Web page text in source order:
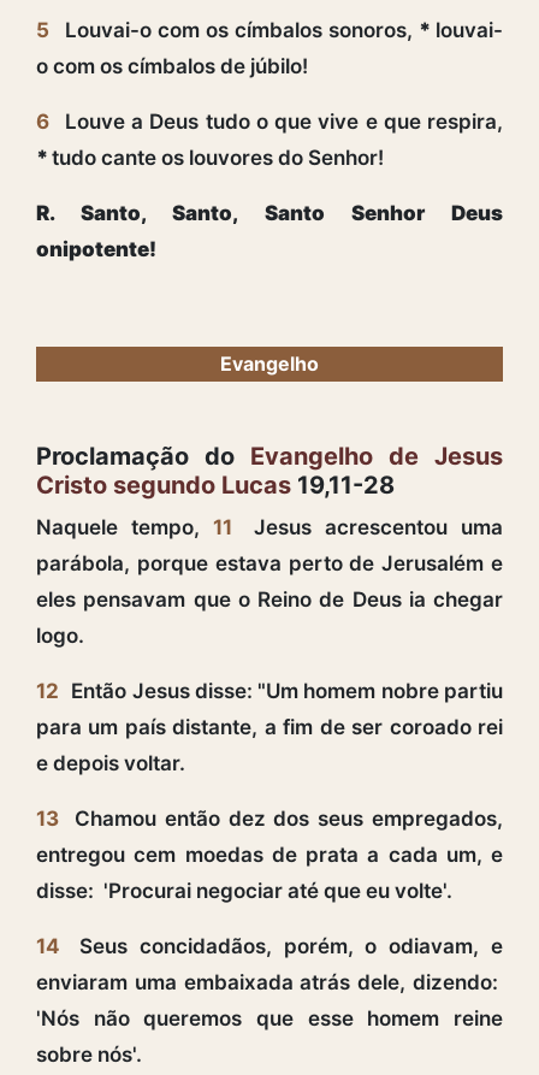
5 Louvai-o com os címbalos sonoros, * louvai-
o com os címbalos de júbilo!
6
Louve a Deus tudo o que vive e que respira,
* tudo cante os louvores do Senhor!
R. Santo, Santo, Santo Senhor Deus
onipotente!
Evangelho
Proclamação do Evangelho de Jesus
Cristo segundo Lucas 19,11-28
Naquele tempo, 11
Jesus acrescentou uma
parábola, porque estava perto de Jerusalém e
eles pensavam que o Reino de Deus ia chegar
logo.
12 Então Jesus disse: "Um homem nobre partiu
para um país distante, a fim de ser coroado rei
e depois voltar.
13
Chamou então dez dos seus empregados,
entregou cem moedas de prata a cada um, e
disse: 'Procurai negociar até que eu volte'.
14
Seus concidadãos, porém, o odiavam, e
enviaram uma embaixada atrás dele, dizendo:
'Nós não queremos que esse homem reine
sobre nós'.